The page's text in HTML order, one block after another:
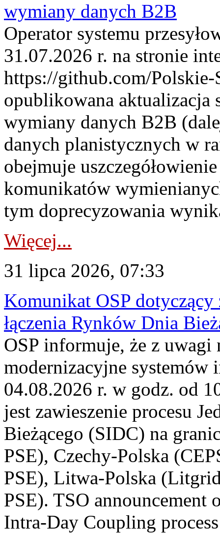
wymiany danych B2B
Operator systemu
31.07.2026 r. na stronie
https://github.com/Polskie-
opublikowana aktualizacja
wymiany danych B2B
danych planistycznych w
obejmuje
komunikatów
tym doprecyzowania
Więcej...
31 lipca 2026, 07:33
Komunikat OSP dotyczący
łączenia Rynków Dnia
OSP informuje, że z uwagi
modernizacyjne
04.08.2026 r. w godz. od
jest zawieszenie procesu
Bieżącego (SIDC) na
PSE), Czechy-Polska
PSE), Litwa-Polska
PSE). TSO announcement
Intra-Day Coupling